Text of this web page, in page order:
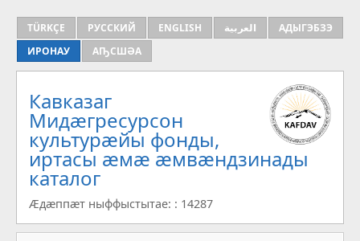
TÜRKÇE РУССКИЙ ENGLISH العربية
АДЫГЭБЗЭ
ИРОНАУ
АҦСШӘА
Кавказаг
Мидæгресурсон
культурæйы фонды,
иртасы æмæ æмвæндзинады
каталог
Æдæппæт ныффыстытае: : 14287